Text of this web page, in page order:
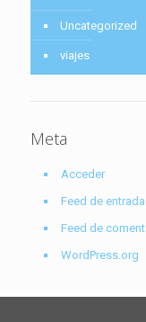
Uncategorized
viajes
Meta
Acceder
Feed de
Feed de
WordPress.org